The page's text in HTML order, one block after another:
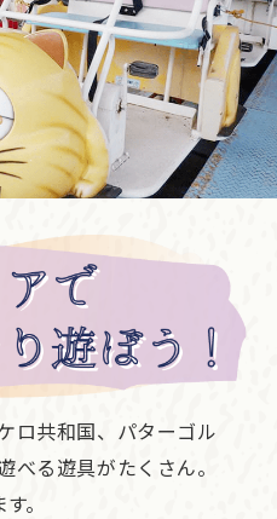
ロ共和国、パターゴル
べる遊具がたくさん。
。